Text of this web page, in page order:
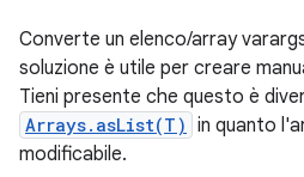
Converte un elenco/array
soluzione è utile per creare
Tieni presente che questo è
Arrays.asList(T) in quanto
modificabile.